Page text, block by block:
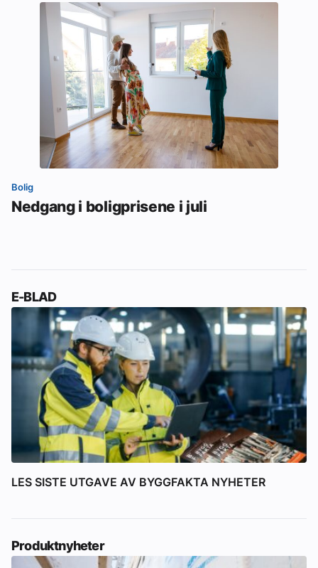
Bolig
Nedgang i boligprisene i juli
E-BLAD
LES SISTE UTGAVE AV BYGGFAKTA NYHETER
Produktnyheter